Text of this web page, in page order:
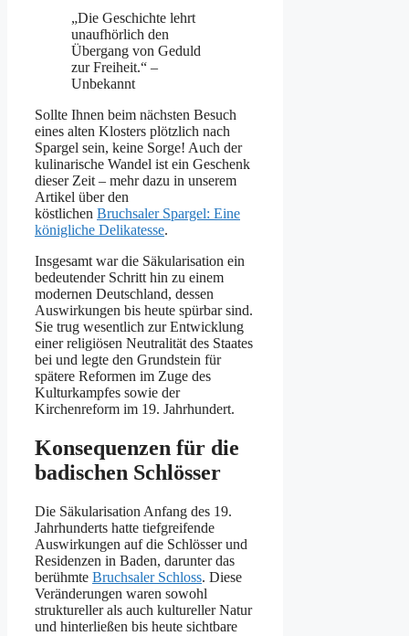
„Die Geschichte lehrt
unaufhörlich den
Übergang von Geduld
zur Freiheit.“ –
Unbekannt
Sollte Ihnen beim nächsten Besuch
eines alten Klosters plötzlich nach
Spargel sein, keine Sorge! Auch der
kulinarische Wandel ist ein Geschenk
dieser Zeit – mehr dazu in unserem
Artikel über den
köstlichen Bruchsaler Spargel: Eine
königliche Delikatesse.
Insgesamt war die Säkularisation ein
bedeutender Schritt hin zu einem
modernen Deutschland, dessen
Auswirkungen bis heute spürbar sind.
Sie trug wesentlich zur Entwicklung
einer religiösen Neutralität des Staates
bei und legte den Grundstein für
spätere Reformen im Zuge des
Kulturkampfes sowie der
Kirchenreform im 19. Jahrhundert.
Konsequenzen für die
badischen Schlösser
Die Säkularisation Anfang des 19.
Jahrhunderts hatte tiefgreifende
Auswirkungen auf die Schlösser und
Residenzen in Baden, darunter das
berühmte Bruchsaler Schloss. Diese
Veränderungen waren sowohl
struktureller als auch kultureller Natur
und hinterließen bis heute sichtbare